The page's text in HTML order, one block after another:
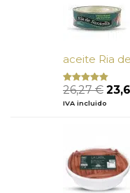
aceite Ria
Valorado
con
5
26,27€ El
IVA incluido